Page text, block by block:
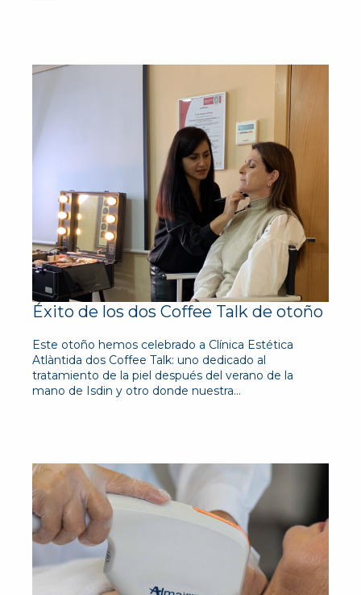
Éxito de los dos Coffee Talk de otoño
Este otoño hemos celebrado a Clínica Estética
Atlàntida dos Coffee Talk: uno dedicado al
tratamiento de la piel después del verano de la
mano de Isdin y otro donde nuestra…